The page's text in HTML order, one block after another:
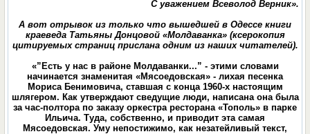
С уважением Всеволод Верник».
А вот отрывок из только что вышедшей в Одессе книги
краеведа Татьяны Донцовой «Молдаванка» (ксерокопия
цитируемых страниц прислана одним из наших читателей).
«”Есть у нас в районе Молдаванки...” - этими словами
начинается знаменитая «Мясоедовская» - лихая песенка
Мориса Бенимовича, ставшая с конца 1960-х настоящим
шлягером. Как утверждают сведущие люди, написана она была
за час-полтора по заказу оркестра ресторана «Тополь» в парке
Ильича. Туда, собственно, и приводит эта самая
Мясоедовская. Уму непостижимо, как незатейливый текст,